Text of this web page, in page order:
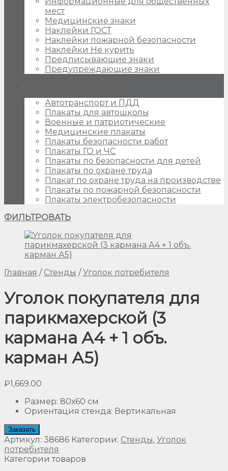
мест
Медицинские знаки
Наклейки ГОСТ
Наклейки пожарной безопасности
Наклейки Не курить
Предписывающие знаки
Предупреждающие знаки
Автотранспорт и ПДД
Плакаты для автошколы
Военные и патриотические
Медицинские плакаты
Плакаты безопасности работ
Плакаты ГО и ЧС
Плакаты по безопасности для детей
Плакаты по охране труда
Плакат по охране труда на производстве
Плакаты по пожарной безопасности
Плакаты электробезопасности
ФИЛЬТРОВАТЬ
Главная / Стенды / Уголок потребителя
Уголок покупателя для
парикмахерской (3
кармана А4 + 1 объ.
карман А5)
₽1,669.00
Размер: 80х60 см
Ориентация стенда: Вертикальная
Заказать
Артикул: 38686 Категории: Стенды, Уголок
потребителя
Категории товаров